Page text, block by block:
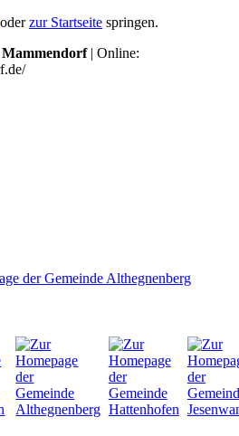
oderzur Startseite springen.
Mammendorf| Online: